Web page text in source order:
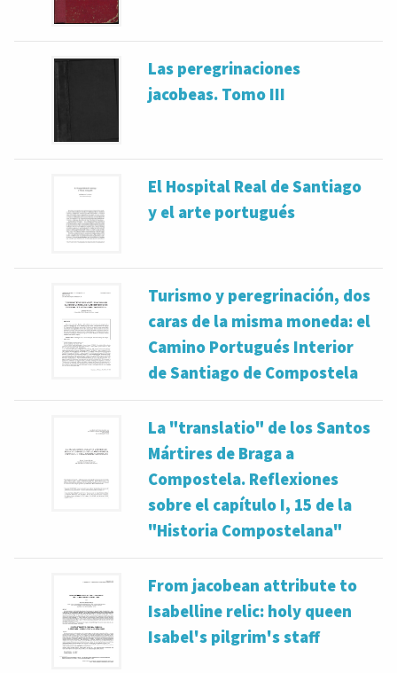
Las peregrinaciones
jacobeas. Tomo III
El Hospital Real de Santiago
y el arte portugués
Turismo y peregrinación, dos
caras de la misma moneda: el
Camino Portugués Interior
de Santiago de Compostela
La "translatio" de los Santos
Mártires de Braga a
Compostela. Reflexiones
sobre el capítulo I, 15 de la
"Historia Compostelana"
From jacobean attribute to
Isabelline relic: holy queen
Isabel's pilgrim's staff